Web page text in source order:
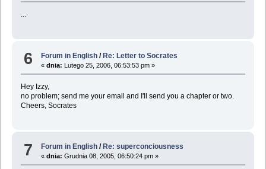
...
6 Forum in English /Re: Letter to Socrates
«dnia: Lutego 25, 2006, 06:53:53 pm »
Hey Izzy,
no problem; send me your email and I'll send you a chapter or two.
Cheers, Socrates
7 Forum in English / Re: superconciousness
«dnia: Grudnia 08, 2005, 06:50:24 pm »